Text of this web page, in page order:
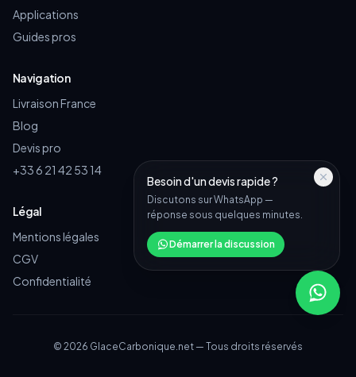
Applications
Guides pros
Navigation
Livraison France
Blog
Devis pro
+33 6 21 42 53 14
Légal
Mentions légales
CGV
Confidentialité
© 2026 GlaceCarbonique.net — Tous droits réservés
Besoin d'un devis rapide ?
Discutons sur WhatsApp —
réponse sous quelques minutes.
Démarrer la discussion